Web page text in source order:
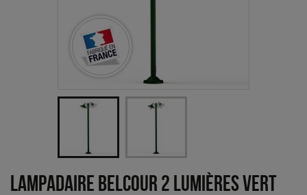
Lampadaire Belcour 2 lumières Vert